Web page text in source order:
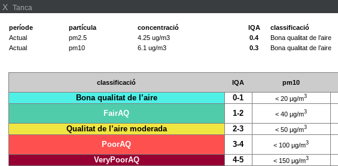
X Tanca
període partícula concentració IQA
classificació
Actual
pm2.5 4.25 ug/m3 0.4
Bona qualitat de l’aire
Actual
pm10 6.1 ug/m3 0.3 Bona qualitat de l’aire
classificació IQA pm10
Bona qualitat de l’aire 0-1 < 20 μg/m3
FairAQ 1-2 < 40 μg/m3
Qualitat de l’aire moderada 2-3 < 50 μg/m3
PoorAQ 3-4 < 100 μg/m3
VeryPoorAQ 4-5 < 150 μg/m3